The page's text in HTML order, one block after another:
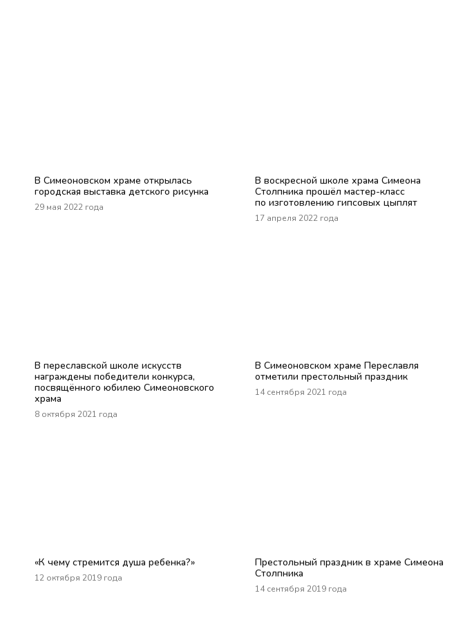
В Симеоновском храме открылась
городская выставка детского рисунка
29 мая 2022 года
В воскресной школе храма Симеона
Столпника прошёл мастер-класс
по изготовлению гипсовых цыплят
17 апреля 2022 года
В переславской школе искусств
награждены победители конкурса,
посвящённого юбилею Симеоновского
храма
8 октября 2021 года
В Симеоновском храме Переславля
отметили престольный праздник
14 сентября 2021 года
«К чему стремится душа ребенка?»
12 октября 2019 года
Престольный праздник в храме Симеона
Столпника
14 сентября 2019 года